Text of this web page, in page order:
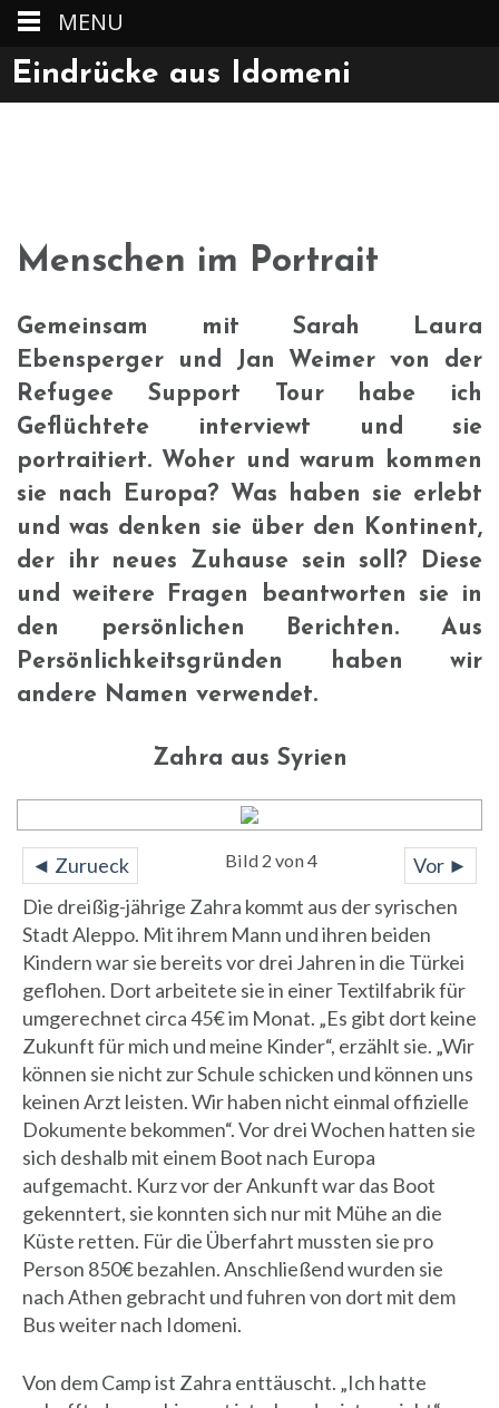
Skip
toEindrücke aus Idomeni
Menschen im Portrait
Gemeinsam mit Sarah Laura
Ebensperger und Jan Weimer von der
Refugee Support Tour habe ich
Geflüchtete interviewt und sie
portraitiert. Woher und warum kommen
sie nach Europa? Was haben sie erlebt
und was denken sie über den Kontinent,
der ihr neues Zuhause sein soll? Diese
und weitere Fragen beantworten sie in
den persönlichen Berichten. Aus
Persönlichkeitsgründen haben wir
andere Namen verwendet.
Zahra aus Syrien
◄ Zurueck Vor ►
Bild 2 von 4
Die dreißig-jährige Zahra kommt aus der syrischen
Stadt Aleppo. Mit ihrem Mann und ihren beiden
Kindern war sie bereits vor drei Jahren in die Türkei
geflohen. Dort arbeitete sie in einer Textilfabrik für
umgerechnet circa 45€ im Monat. „Es gibt dort keine
Zukunft für mich und meine Kinder“, erzählt sie. „Wir
können sie nicht zur Schule schicken und können uns
keinen Arzt leisten. Wir haben nicht einmal offizielle
Dokumente bekommen“. Vor drei Wochen hatten sie
sich deshalb mit einem Boot nach Europa
aufgemacht. Kurz vor der Ankunft war das Boot
gekenntert, sie konnten sich nur mit Mühe an die
Küste retten. Für die Überfahrt mussten sie pro
Person 850€ bezahlen. Anschließend wurden sie
nach Athen gebracht und fuhren von dort mit dem
Bus weiter nach Idomeni.
Von dem Camp ist Zahra enttäuscht. „Ich hatte
MENU